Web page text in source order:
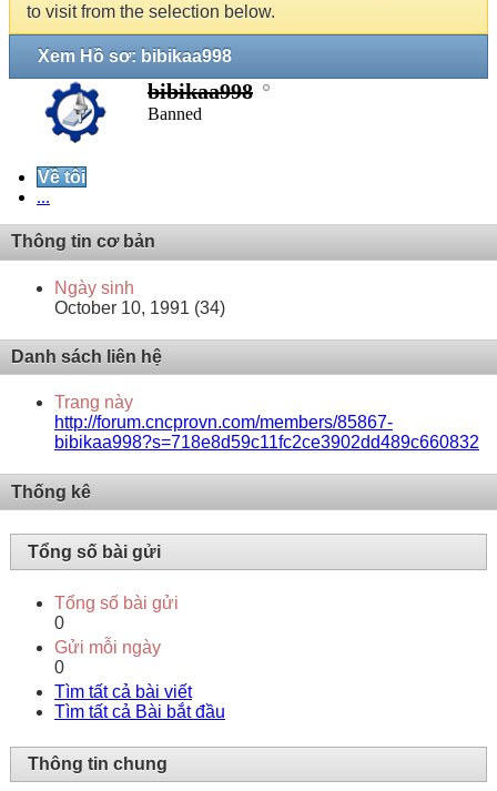
to visit from the selection below.
Xem Hồ sơ: bibikaa998
bibikaa998
Banned
Về tôi
...
Thông tin cơ bản
Ngày sinh
October 10, 1991 (34)
Danh sách liên hệ
Trang này
http://forum.cncprovn.com/members/85867-
bibikaa998?s=718e8d59c11fc2ce3902dd489c660832
Thống kê
Tổng số bài gửi
Tổng số bài gửi
0
Gửi mỗi ngày
0
Tìm tất cả bài viết
Tìm tất cả Bài bắt đầu
Thông tin chung